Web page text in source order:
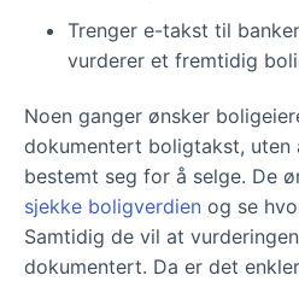
Trenger e-takst til
vurderer et fremtidig
Noen ganger ønsker
dokumentert boligtakst, uten
bestemt seg for å selge. De
sjekke boligverdien og se
Samtidig de vil at
dokumentert. Da er det